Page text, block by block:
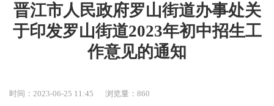
晋江市人民政府罗山街道办事处关
于印发罗山街道2023年初中招生工
作意见的通知
时间：2023-06-25 11:45 浏览量：860